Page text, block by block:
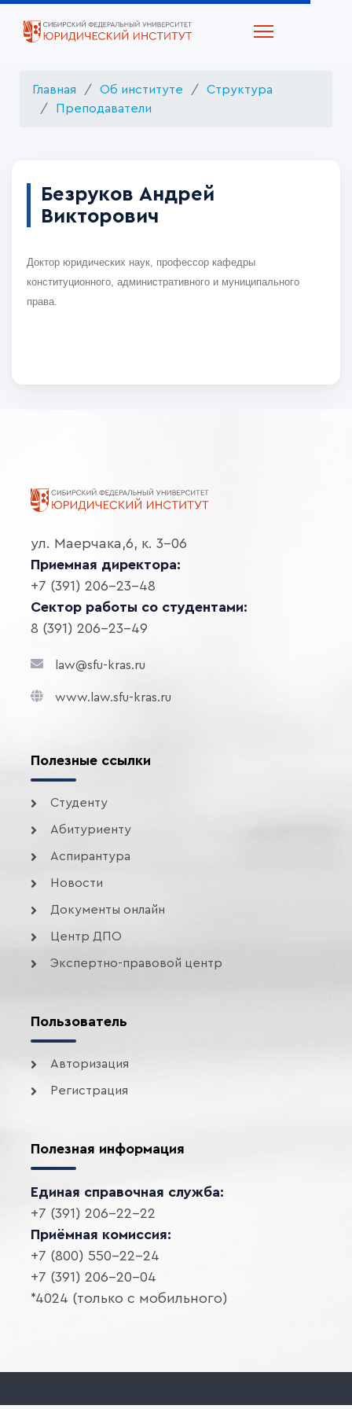
Главная Об институте
Структура
Преподаватели
Безруков Андрей
Викторович
Доктор юридических наук, профессор кафедры
конституционного, административного и муниципального
права.
ул. Маерчака,6, к. 3-06
Приемная директора:
+7 (391) 206-23-48
Сектор работы со студентами:
8 (391) 206-23-49
law@sfu-kras.ru
www.law.sfu-kras.ru
Полезные ссылки
Студенту
Абитуриенту
Аспирантура
Новости
Документы онлайн
Центр ДПО
Экспертно-правовой центр
Пользователь
Авторизация
Регистрация
Полезная информация
Единая справочная служба:
+7 (391) 206-22-22
Приёмная комиссия:
+7 (800) 550-22-24
+7 (391) 206-20-04
*4024 (только с мобильного)